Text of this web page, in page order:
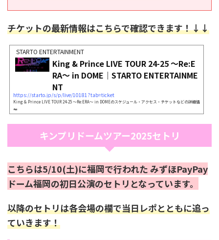
チケットの最新情報はこちらで確認できます！↓↓
STARTO ENTERTAINMENT
King & Prince LIVE TOUR 24-25 ～Re:E
RA～ in DOME｜STARTO ENTERTAINME
NT
https://starto.jp/s/p/live/10181?tab=ticket
King & Prince LIVE TOUR 24-25 ～Re:ERA～ in DOMEのスケジュール・アクセス・チケットなどの詳細情
報
キンプリドームツアー2025セトリ
こちらは5/10(土)に福岡で行われた みずほPayPay
ドーム福岡の初日公演のセトリとなっています。
以降のセトリは各会場の欄で当日レポとともに追っ
ていきます！